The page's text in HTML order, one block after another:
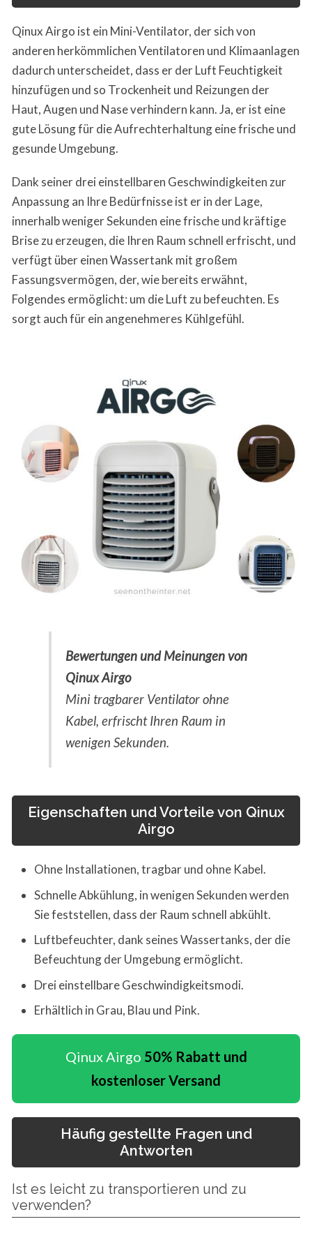
Qinux Airgo ist ein Mini-Ventilator, der sich von
anderen herkömmlichen Ventilatoren und Klimaanlagen
dadurch unterscheidet, dass er der Luft Feuchtigkeit
hinzufügen und so Trockenheit und Reizungen der
Haut, Augen und Nase verhindern kann. Ja, er ist eine
gute Lösung für die Aufrechterhaltung eine frische und
gesunde Umgebung.
Dank seiner drei einstellbaren Geschwindigkeiten zur
Anpassung an Ihre Bedürfnisse ist er in der Lage,
innerhalb weniger Sekunden eine frische und kräftige
Brise zu erzeugen, die Ihren Raum schnell erfrischt, und
verfügt über einen Wassertank mit großem
Fassungsvermögen, der, wie bereits erwähnt,
Folgendes ermöglicht: um die Luft zu befeuchten. Es
sorgt auch für ein angenehmeres Kühlgefühl.
Bewertungen und Meinungen von
Qinux Airgo
Mini tragbarer Ventilator ohne
Kabel, erfrischt Ihren Raum in
wenigen Sekunden.
Eigenschaften und Vorteile von Qinux
Airgo
Ohne Installationen, tragbar und ohne Kabel.
Schnelle Abkühlung, in wenigen Sekunden werden
Sie feststellen, dass der Raum schnell abkühlt.
Luftbefeuchter, dank seines Wassertanks, der die
Befeuchtung der Umgebung ermöglicht.
Drei einstellbare Geschwindigkeitsmodi.
Erhältlich in Grau, Blau und Pink.
Qinux Airgo 50% Rabatt und
kostenloser Versand
Häufig gestellte Fragen und
Antworten
Ist es leicht zu transportieren und zu
verwenden?